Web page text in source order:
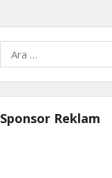
Sponsor Reklam